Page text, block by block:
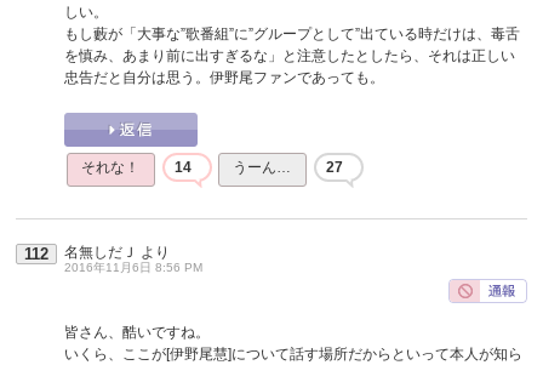
しい。
もし藪が「大事な”歌番組”に”グループとして”出ている時だけは、毒舌
を慎み、あまり前に出すぎるな」と注意したとしたら、それは正しい
忠告だと自分は思う。伊野尾ファンであっても。
それな！ 14 うーん… 27
112 名無しだＪ より
2016年11月6日 8:56 PM
皆さん、酷いですね。
いくら、ここが[伊野尾慧]について話す場所だからといって本人が知ら